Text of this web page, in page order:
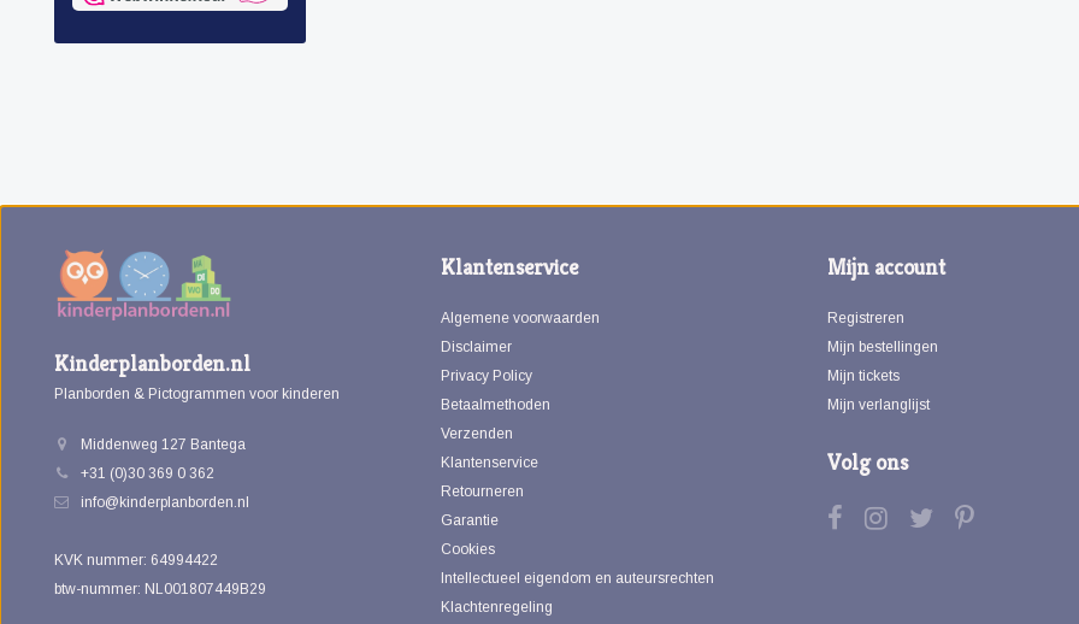
Kinderplanborden.nl
Planborden & Pictogrammen voor kinderen
Middenweg 127 Bantega
+31 (0)30 369 0 362
info@kinderplanborden.nl
KVK nummer: 64994422
btw-nummer: NL001807449B29
Klantenservice
Algemene voorwaarden
Disclaimer
Privacy Policy
Betaalmethoden
Verzenden
Klantenservice
Retourneren
Garantie
Cookies
Intellectueel eigendom en auteursrechten
Klachtenregeling
Mijn account
Registreren
Mijn bestellingen
Mijn tickets
Mijn verlanglijst
Volg ons